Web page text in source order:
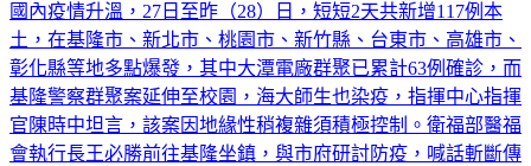
國內疫情升溫，27日至昨（28）日，短短2天共新增117例本
土，在基隆市、新北市、桃園市、新竹縣、台東市、高雄市、
彰化縣等地多點爆發，其中大潭電廠群聚已累計63例確診，而
基隆警察群聚案延伸至校園，海大師生也染疫，指揮中心指揮
官陳時中坦言，該案因地緣性稍複雜須積極控制。衛福部醫福
會執行長王必勝前往基隆坐鎮，與市府研討防疫，喊話斬斷傳